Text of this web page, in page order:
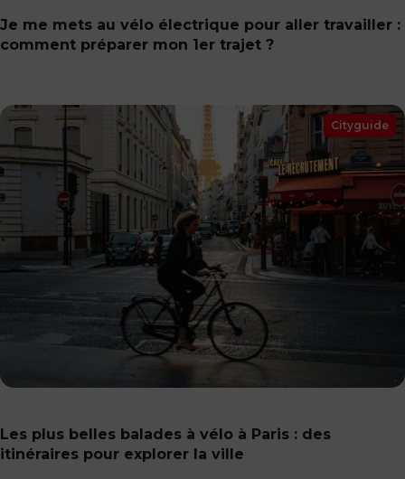
Je me mets au vélo électrique pour aller travailler :
comment préparer mon 1er trajet ?
Cityguide
Les plus belles balades à vélo à Paris : des
itinéraires pour explorer la ville